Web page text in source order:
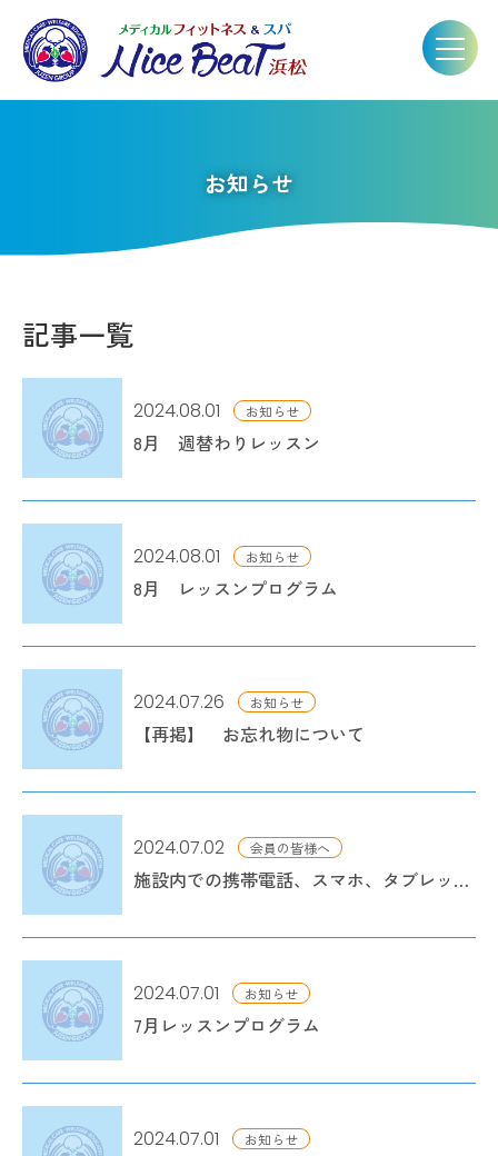
お知らせ
記事一覧
2024.08.01 お知らせ
8月 週替わりレッスン
2024.08.01 お知らせ
8月 レッスンプログラム
2024.07.26 お知らせ
【再掲】 お忘れ物について
2024.07.02 会員の皆様へ
施設内での携帯電話、スマホ、タブレット等の使用について
2024.07.01 お知らせ
7月レッスンプログラム
2024.07.01 お知らせ